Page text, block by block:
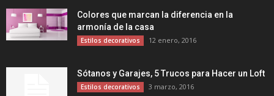
Colores que marcan la diferencia en la
armonía de la casa
Estilos decorativos 12 enero, 2016
Sótanos y Garajes, 5 Trucos para Hacer un Loft
Estilos decorativos 3 marzo, 2016